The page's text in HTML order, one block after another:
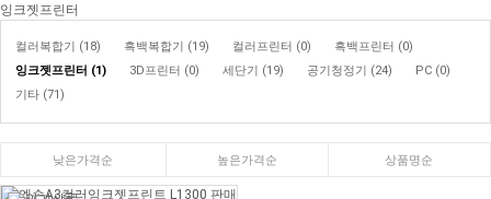
잉크젯프린터
컬러복합기 (18) 흑백복합기 (19) 컬러프린터 (0)
흑백프린터 (0)
잉크젯프린터 (1)
3D프린터 (0) 세단기 (19) 공기청정기 (24)
PC (0)
기타 (71)
낮은가격순 높은가격순 상품명순